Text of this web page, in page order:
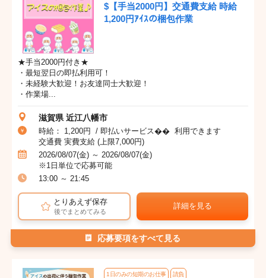
$【手当2000円】交通費支給 時給
1,200円ｱｲｽの梱包作業
★手当2000円付き★
・最短翌日の即払利用可！
・未経験大歓迎！お友達同士大歓迎！
・作業場...
滋賀県 近江八幡市
時給： 1,200円 / 即払いサービス�� 利用できます
交通費 実費支給 (上限7,000円)
2026/08/07(金) ～ 2026/08/07(金)
※1日単位で応募可能
13:00 ～ 21:45
とりあえず保存
後でまとめてみる
詳細を見る
応募要項をすべて見る
1日のみの短期のお仕事 請負